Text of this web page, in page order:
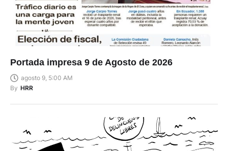
Portada impresa 9 de Agosto de 2026
agosto 9, 5:00 AM
By HRR